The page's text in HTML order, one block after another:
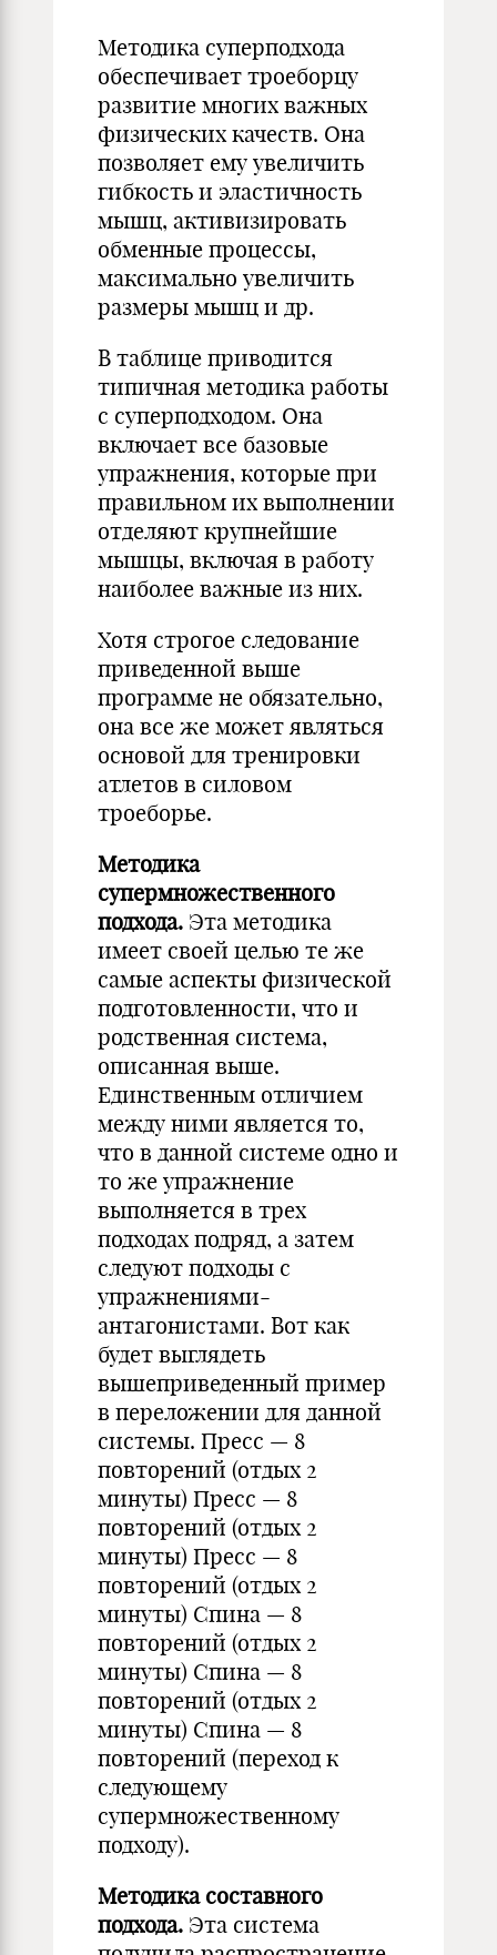
Методика суперподхода
обеспечивает троеборцу
развитие многих важных
физических качеств. Она
позволяет ему увеличить
гибкость и эластичность
мышц, активизировать
обменные процессы,
максимально увеличить
размеры мышц и др.
В таблице приводится
типичная методика работы
с суперподходом. Она
включает все базовые
упражнения, которые при
правильном их выполнении
отделяют крупнейшие
мышцы, включая в работу
наиболее важные из них.
Хотя строгое следование
приведенной выше
программе не обязательно,
она все же может являться
основой для тренировки
атлетов в силовом
троеборье.
Методика
супермножественного
подхода. Эта методика
имеет своей целью те же
самые аспекты физической
подготовленности, что и
родственная система,
описанная выше.
Единственным отличием
между ними является то,
что в данной системе одно и
то же упражнение
выполняется в трех
подходах подряд, а затем
следуют подходы с
упражнениями-
антагонистами. Вот как
будет выглядеть
вышеприведенный пример
в переложении для данной
системы. Пресс — 8
повторений (отдых 2
минуты) Пресс — 8
повторений (отдых 2
минуты) Пресс — 8
повторений (отдых 2
минуты) Спина — 8
повторений (отдых 2
минуты) Спина — 8
повторений (отдых 2
минуты) Спина — 8
повторений (переход к
следующему
супермножественному
подходу).
Методика составного
подхода. Эта система